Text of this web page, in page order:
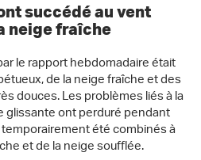
succédé au vent
neige fraîche
le rapport hebdomadaire était
de la neige fraîche et des
douces. Les problèmes liés à la
glissante ont perduré pendant
été combinés à
et de la neige soufflée.